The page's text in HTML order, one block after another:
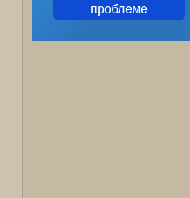
проблеме